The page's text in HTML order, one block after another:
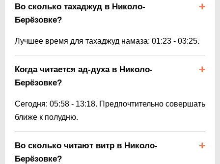
Во сколько тахаджуд в Николо-
Берёзовке?
Лучшее время для тахаджуд намаза: 01:23 - 03:25.
Когда читается ад-духа в Николо-
Берёзовке?
Сегодня: 05:58 - 13:18. Предпочтительно совершать
ближе к полудню.
Во сколько читают витр в Николо-
Берёзовке?